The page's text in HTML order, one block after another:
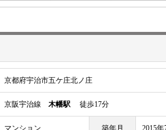
京都府宇治市五ケ庄北ノ庄
京阪宇治線 木幡駅 徒歩17分
マンション 築年月 2015年